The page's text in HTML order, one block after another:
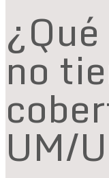
no
UM/